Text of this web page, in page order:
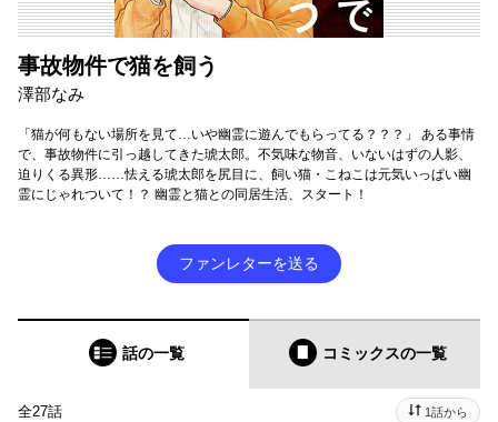
事故物件で猫を飼う
澤部なみ
「猫が何もない場所を見て…いや幽霊に遊んでもらってる？？？」 ある事情
で、事故物件に引っ越してきた琥太郎。不気味な物音、いないはずの人影、
迫りくる異形……怯える琥太郎を尻目に、飼い猫・こねこは元気いっぱい幽
霊にじゃれついて！？ 幽霊と猫との同居生活、スタート！
ファンレターを送る
話の一覧 コミックスの一覧
全27話 1話から